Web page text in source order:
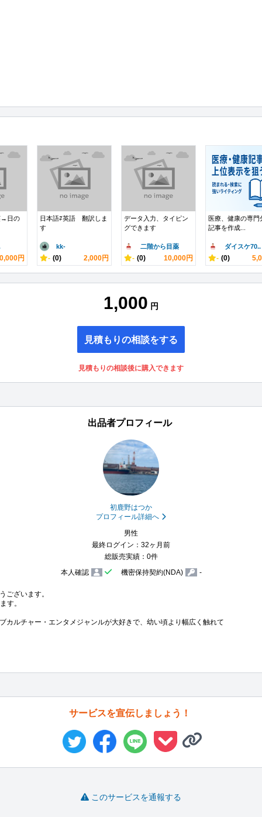
→日の
円
日本語⇄英語 翻訳しま
す
kk-
- (0) 2,000円
データ入力、タイピン
グできます
二階から目薬
- (0) 10,000円
医療、健康の専門
記事を作成...
ダイスケ70..
- (0)
1,000 円
見積もりの相談をする
見積もりの相談後に購入できます
出品者プロフィール
初鹿野はつか
プロフィール詳細へ
男性
最終ログイン：32ヶ月前
総販売実績：0件
本人確認
機密保持契約(NDA) -
ございます。
す。
カルチャー・エンタメジャンルが大好きで、幼い頃より幅広く触れて
サービスを宣伝しましょう！
このサービスを通報する